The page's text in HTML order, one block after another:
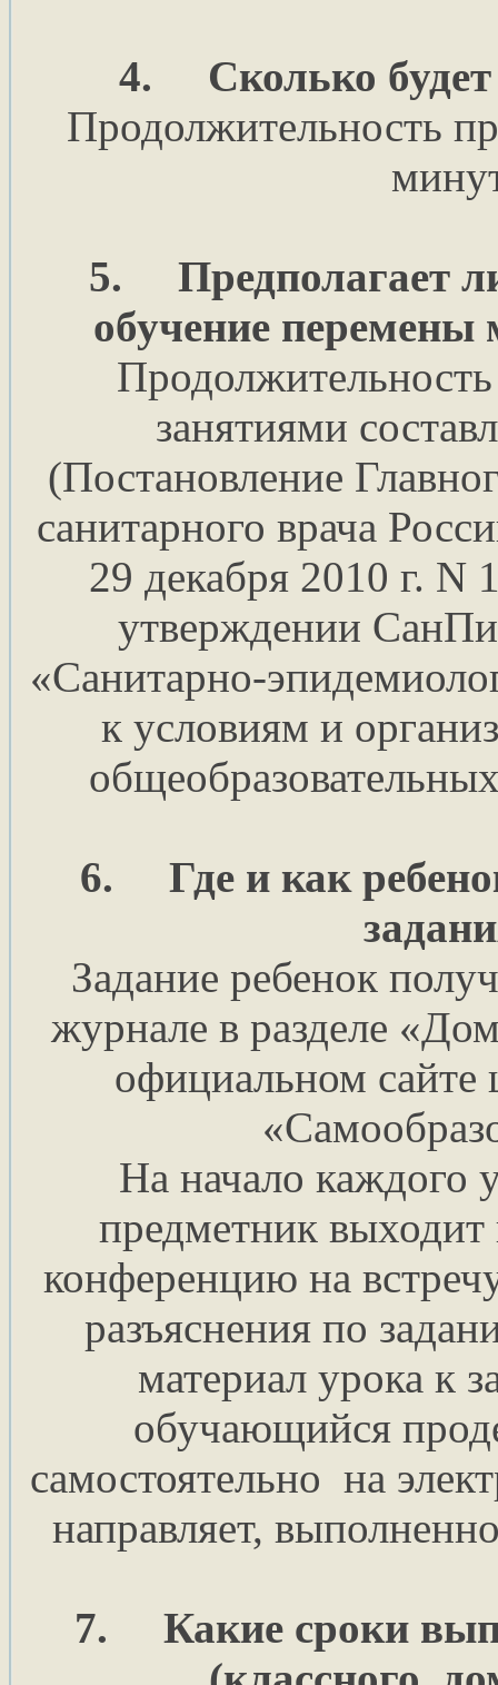
4.
Сколько
Продолжительность
5.
Предполагает
обучение
занятиями
(Постановление
санитарного врача
29 декабря 2010 г. N
утверждении
«Санитарно-
к условиям и
6.
Где и как
Задание ребенок
журнале в разделе
официальном сайте
На начало каждого
предметник выходит
конференцию на
разъяснения по
материал урока к
обучающийся
самостоятельно на
направляет,
7.
Какие сроки